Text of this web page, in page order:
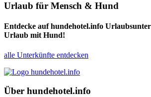
Urlaub für Mensch & Hund
Entdecke auf hundehotel.info
Urlaub mit Hund!
alle Unterkünfte entdecken
Über hundehotel.info